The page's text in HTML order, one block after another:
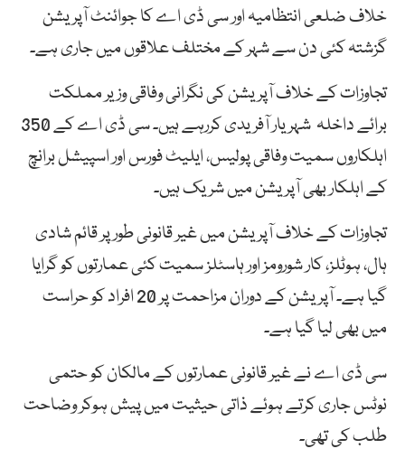
خلاف ضلعی انتظامیہ اور سی ڈی اے کا جوائنٹ آپریشن
گزشتہ کئی دن سے شہر کے مختلف علاقوں میں جاری ہے۔
تجاوزات کے خلاف آپریشن کی نگرانی وفاقی وزیر مملکت
برائے داخلہ شہریار آفریدی کررہے ہیں۔ سی ڈی اے کے 350
اہلکاروں سمیت وفاقی پولیس، ایلیٹ فورس اور اسپیشل برانچ
کے اہلکار بھی آپریشن میں شریک ہیں۔
تجاوزات کے خلاف آپریشن میں غیر قانونی طور پر قائم شادی
ہال، ہوٹلز، کار شورومز اور ہاسٹلز سمیت کئی عمارتوں کو گرایا
گیا ہے۔ آپریشن کے دوران مزاحمت پر 20 افراد کو حراست
میں بھی لیا گیا ہے۔
سی ڈی اے نے غیر قانونی عمارتوں کے مالکان کو حتمی
نوٹس جاری کرتے ہوئے ذاتی حیثیت میں پیش ہوکر وضاحت
طلب کی تھی۔